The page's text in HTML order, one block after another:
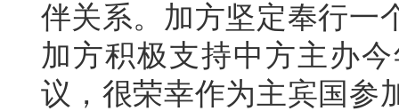
伴关系。加方坚定奉行一
加方积极支持中方主办
议，很荣幸作为主宾国参